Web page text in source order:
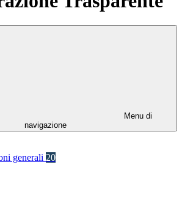
Menu di
navigazione
generali 20